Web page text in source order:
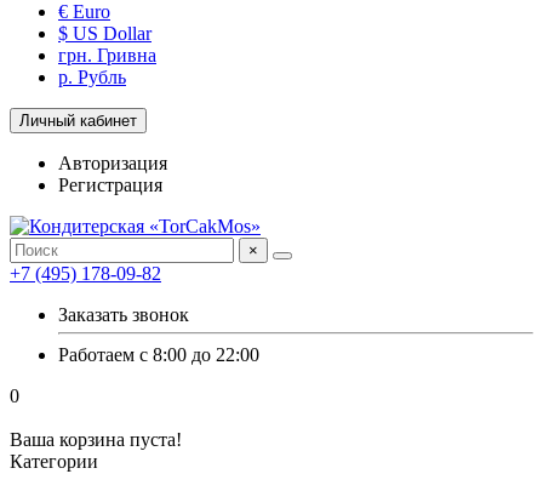
€ Euro
$ US Dollar
грн. Гривна
р. Рубль
Личный кабинет
Авторизация
Регистрация
×
+7 (495) 178-09-82
Заказать звонок
Работаем с 8:00 до 22:00
0
Ваша корзина пуста!
Категории